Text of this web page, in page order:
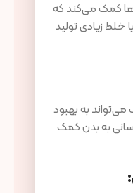
کمک می‌کند که
خلط زیادی تولید
به بهبود
به بدن کمک
: